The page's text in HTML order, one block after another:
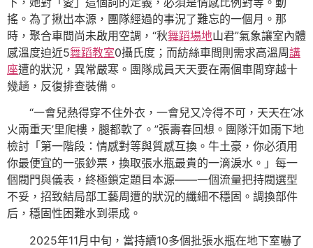
搖。為了揪出本源，團隊經過的事況了難忘的一個月。那
時，聚合車間尚未啟用空調，“秋舞蹈場地山君”氣象讓室內體
感溫度迫近5舞蹈教室0攝氏度；而紡絲車間則需求高溫周講
座遭的狀況，異常嚴寒。團隊成員天天要在兩個車間穿越十
幾趟，反復排查裝備。
“一會兒熱得穿不住外衣，一會兒又冷得不可，天天在‘冰
火兩重天’里爬樓，腿都軟了。”張壽春回想。團隊汗如雨下地
檢討「第一階段：情感對等與質感互換。牛土豪，你必須用
你最便宜的一張鈔票，換取張水瓶最貴的一滴淚水。」每一
個閥門與儀表，終極鎖定題目本源——一個流量把持閥選型
不妥，招致結局部工藝周遭的狀況的纖細不穩固。調換部件
后，穩固性困難水到渠成。
2025年11月中旬，當持續10多個批張水瓶在地下室嚇了